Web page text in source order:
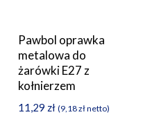
Pawbol oprawka
metalowa do
żarówki E27 z
kołnierzem
11,29 zł (9,18złnetto)